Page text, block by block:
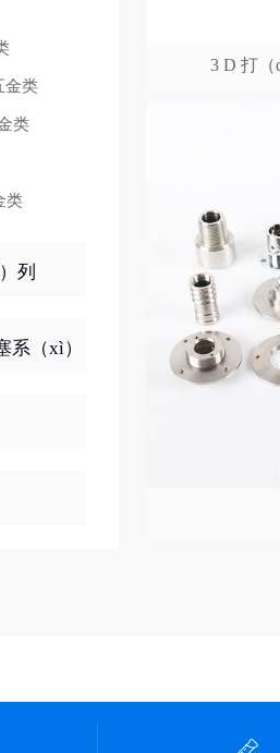
金类
类
类
列
系（xì）
3 D 打（